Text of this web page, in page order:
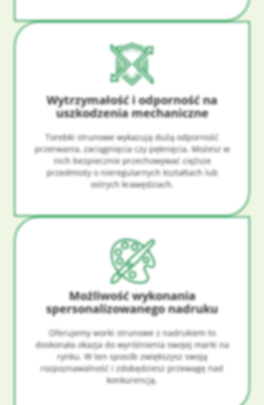
Wytrzymałość i odporność na
uszkodzenia mechaniczne
Torebki strunowe wykazują dużą odporność
przerwania, zaciągnięcia czy pęknięcia. Możesz w
nich bezpiecznie przechowywać cięższe
przedmioty o nieregularnych kształtach lub
ostrych krawędziach.
Możliwość wykonania
spersonalizowanego nadruku
Oferujemy worki strunowe z nadrukiem to
doskonała okazja do wyróżnienia swojej marki na
rynku. W ten sposób zwiększysz swoją
rozpoznawalność i zdobędziesz przewagę nad
konkurencją.